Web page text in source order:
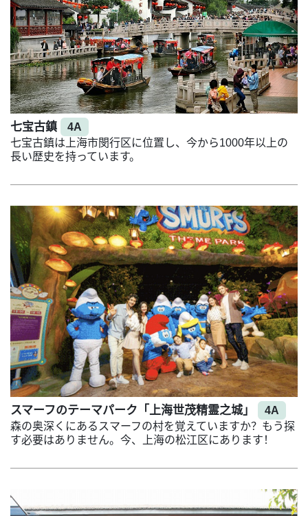
七宝古鎮
4A
七宝古鎮は上海市閔行区に位置し、今から1000年以上の
長い歴史を持っています。
スマーフのテーマパーク「上海世茂精霊之城」
4A
森の奥深くにあるスマーフの村を覚えていますか？もう探
す必要はありません。今、上海の松江区にあります！